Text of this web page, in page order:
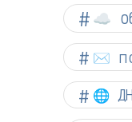
☁︎
✉️
🌐